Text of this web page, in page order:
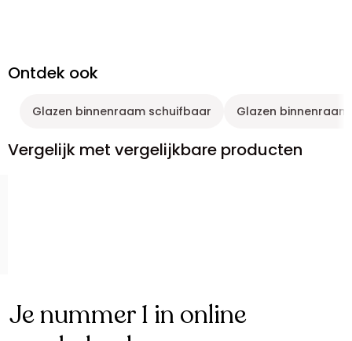
Ontdek ook
Glazen binnenraam schuifbaar Glazen
Vergelijk met vergelijkbare producten
Je nummer 1 in online